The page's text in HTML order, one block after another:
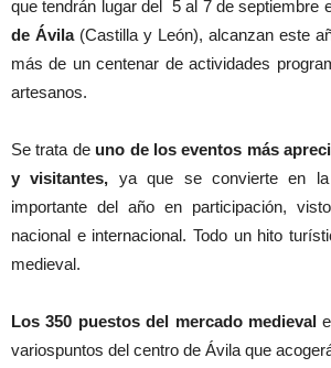
que tendrán lugar del 5 al 7 de septiembre
de Ávila(Castilla y León), alcanzan este
más de un centenar de actividades
artesanos.
Se trata deuno de los eventos más
y visitantes, ya que se convierte en
importante del año en participación,
nacional e internacional. Todo un hito
medieval.
Los 350 puestos del mercado medieval
variospuntos del centro de Ávila que